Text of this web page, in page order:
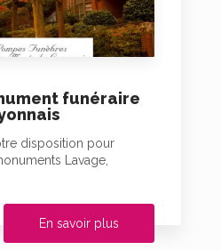
funéraire
disposition pour
Lavage,
En savoir plus